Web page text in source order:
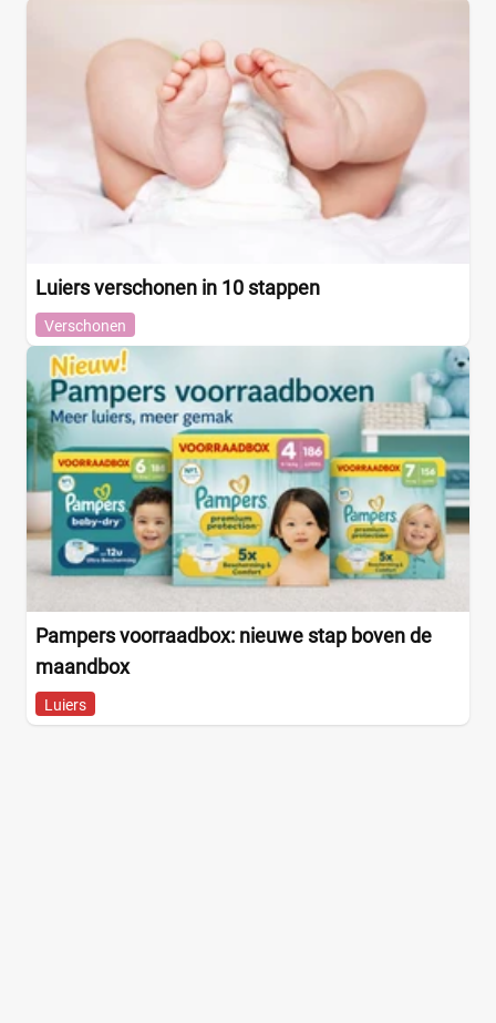
Luiers verschonen in 10 stappen
Verschonen
Pampers voorraadbox: nieuwe stap boven de
maandbox
Luiers